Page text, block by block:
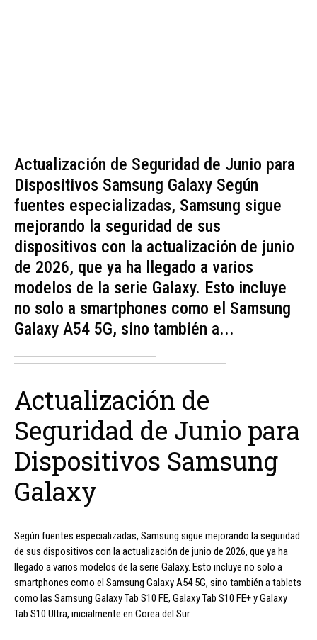
Actualización de Seguridad de Junio para
Dispositivos Samsung Galaxy Según
fuentes especializadas, Samsung sigue
mejorando la seguridad de sus
dispositivos con la actualización de junio
de 2026, que ya ha llegado a varios
modelos de la serie Galaxy. Esto incluye
no solo a smartphones como el Samsung
Galaxy A54 5G, sino también a...
Actualización de
Seguridad de Junio para
Dispositivos Samsung
Galaxy
Según fuentes especializadas, Samsung sigue mejorando la seguridad
de sus dispositivos con la actualización de junio de 2026, que ya ha
llegado a varios modelos de la serie Galaxy. Esto incluye no solo a
smartphones como el Samsung Galaxy A54 5G, sino también a tablets
como las Samsung Galaxy Tab S10 FE, Galaxy Tab S10 FE+ y Galaxy
Tab S10 Ultra, inicialmente en Corea del Sur.